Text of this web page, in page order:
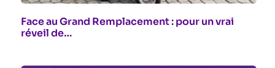
Face au Grand Remplacement : pour un vrai
réveil de…